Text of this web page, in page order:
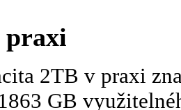
praxi
2TB v praxi
GB